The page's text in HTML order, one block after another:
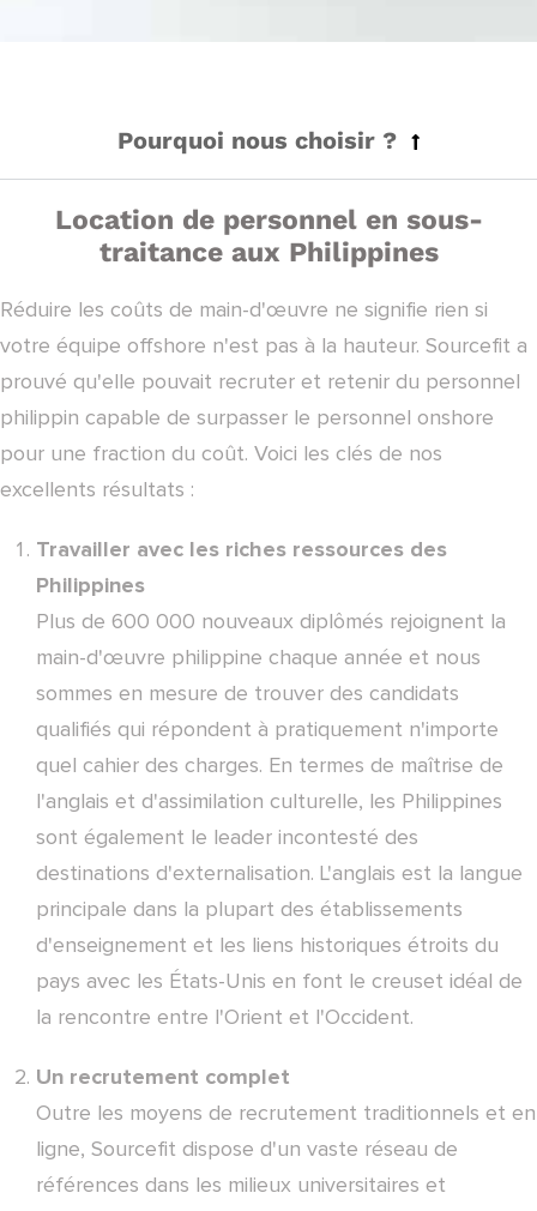
Pourquoi nous choisir ?
Location de personnel en sous-
traitance aux Philippines
Réduire les coûts de main-d'œuvre ne signifie rien si
votre équipe offshore n'est pas à la hauteur. Sourcefit a
prouvé qu'elle pouvait recruter et retenir du personnel
philippin capable de surpasser le personnel onshore
pour une fraction du coût. Voici les clés de nos
excellents résultats :
Travailler avec les riches ressources des
Philippines
Plus de 600 000 nouveaux diplômés rejoignent la
main-d'œuvre philippine chaque année et nous
sommes en mesure de trouver des candidats
qualifiés qui répondent à pratiquement n'importe
quel cahier des charges. En termes de maîtrise de
l'anglais et d'assimilation culturelle, les Philippines
sont également le leader incontesté des
destinations d'externalisation. L'anglais est la langue
principale dans la plupart des établissements
d'enseignement et les liens historiques étroits du
pays avec les États-Unis en font le creuset idéal de
la rencontre entre l'Orient et l'Occident.
Un recrutement complet
Outre les moyens de recrutement traditionnels et en
ligne, Sourcefit dispose d'un vaste réseau de
références dans les milieux universitaires et